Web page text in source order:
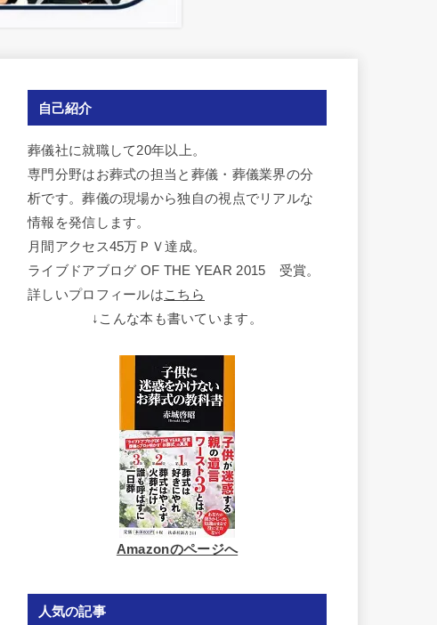
自己紹介
葬儀社に就職して20年以上。
専門分野はお葬式の担当と葬儀・葬儀業界の分
析です。葬儀の現場から独自の視点でリアルな
情報を発信します。
月間アクセス45万ＰＶ達成。
ライブドアブログ OF THE YEAR 2015 受賞。
詳しいプロフィールはこちら
↓こんな本も書いています。
Amazonのページへ
人気の記事